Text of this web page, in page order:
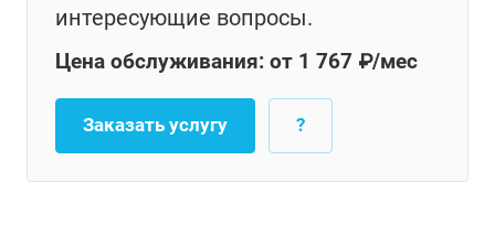
интересующие вопросы.
Цена обслуживания: от 1 767 ₽/мес
Заказать услугу ?